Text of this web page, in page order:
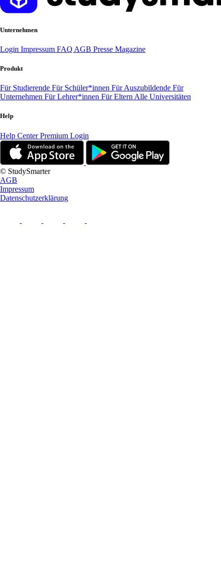
Unternehmen
Login Impressum FAQ AGB Presse Magazine
Produkt
Für Studierende Für Schüler*innen Für Auszubildende Für
Unternehmen Für Lehrer*innen Für Eltern Alle Universitäten
Help
Help CenterPremium Login
© StudySmarter
AGB
Impressum
Datenschutzerklärung